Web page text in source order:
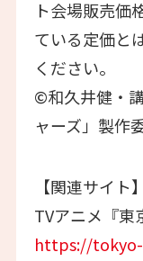
ト会場販売価
ている定価と
ください。
©和久井健・
ャーズ」製作
【関連サイト】
TVアニメ『東
https://